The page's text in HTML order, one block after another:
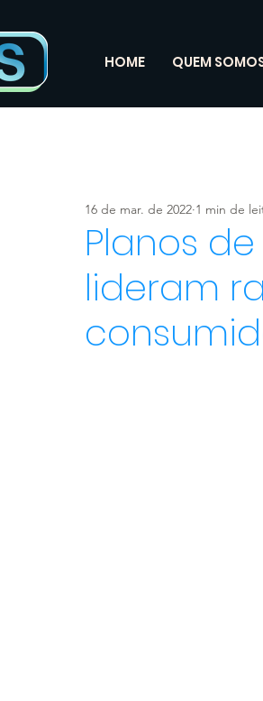
HOME QUEM
Planos
lideram
16 de mar. de 2022 1 min de